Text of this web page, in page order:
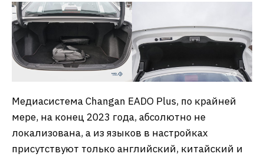
Медиасистема Changan EADO Plus, по крайней
мере, на конец 2023 года, абсолютно не
локализована, а из языков в настройках
присутствуют только английский, китайский и